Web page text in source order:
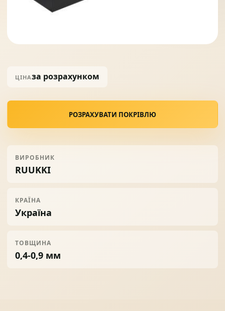
ЦІНАза розрахунком
РОЗРАХУВАТИ ПОКРІВЛЮ
ВИРОБНИК
RUUKKI
КРАЇНА
Україна
ТОВЩИНА
0,4-0,9 мм